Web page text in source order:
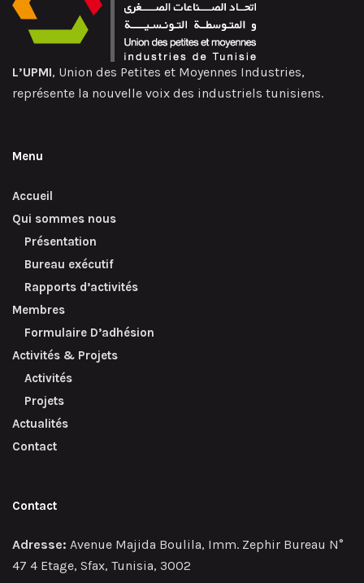
L’UPMI, Union des Petites et Moyennes Industries,
représente la nouvelle voix des industriels tunisiens.
Menu
Accueil
Qui sommes nous
Présentation
Bureau exécutif
Rapports d’activités
Membres
Formulaire D’adhésion
Activités & Projets
Activités
Projets
Actualités
Contact
Contact
Adresse: Avenue Majida Boulila, Imm. Zephir Bureau N°
47 4 Etage, Sfax, Tunisia, 3002